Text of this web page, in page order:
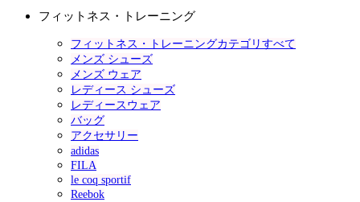
フィットネス・トレーニング
フィットネス・トレーニングカテゴリすべて
メンズ シューズ
メンズ ウェア
レディース シューズ
レディースウェア
バッグ
アクセサリー
adidas
FILA
le coq sportif
Reebok